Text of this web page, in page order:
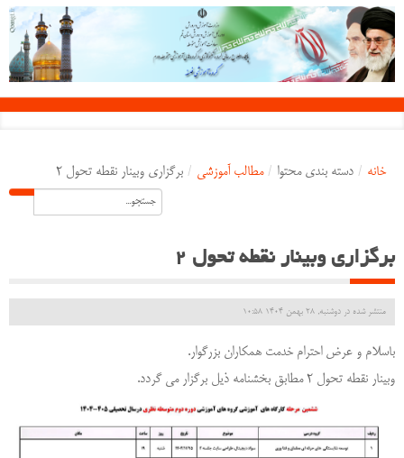
خانه / دسته بندی محتوا / مطالب آموزشی / برگزاری وبینار نقطه تحول 2
برگزاری وبینار نقطه تحول 2
منتشر شده در دوشنبه, 28 بهمن 1404 10:58
باسلام و عرض احترام خدمت همکاران بزرگوار.
وبینار نقطه تحول 2 مطابق بخشنامه ذیل برگزار می گردد.